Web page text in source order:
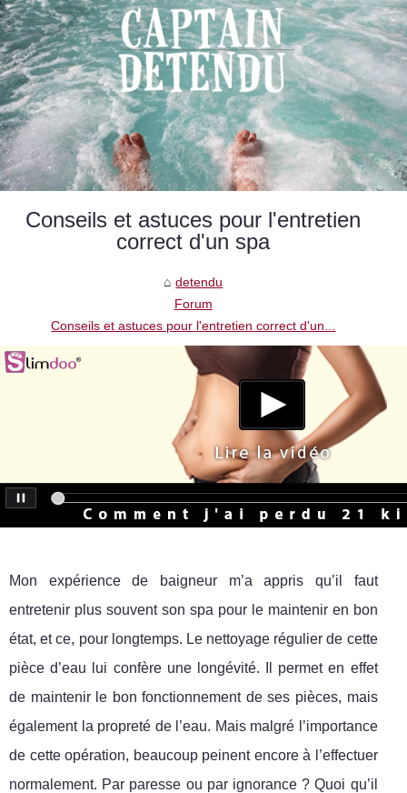
Conseils et astuces pour l'entretien
correct d'un spa
detendu
Forum
Conseils et astuces pour l'entretien correct d'un...
Mon expérience de baigneur m’a appris qu’il faut
entretenir plus souvent son spa pour le maintenir en bon
état, et ce, pour longtemps. Le nettoyage régulier de cette
pièce d’eau lui confère une longévité. Il permet en effet
de maintenir le bon fonctionnement de ses pièces, mais
également la propreté de l’eau. Mais malgré l’importance
de cette opération, beaucoup peinent encore à l’effectuer
normalement. Par paresse ou par ignorance ? Quoi qu’il